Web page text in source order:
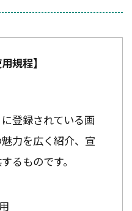
規程】
登録されている画
力を広く紹介、宣
るものです。